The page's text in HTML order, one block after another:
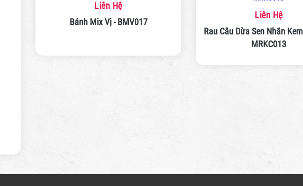
Liên Hệ
Bánh Mix Vị - BMV017
Liên Hệ
Rau Câu Dừa Sen Nhãn
MRKC013